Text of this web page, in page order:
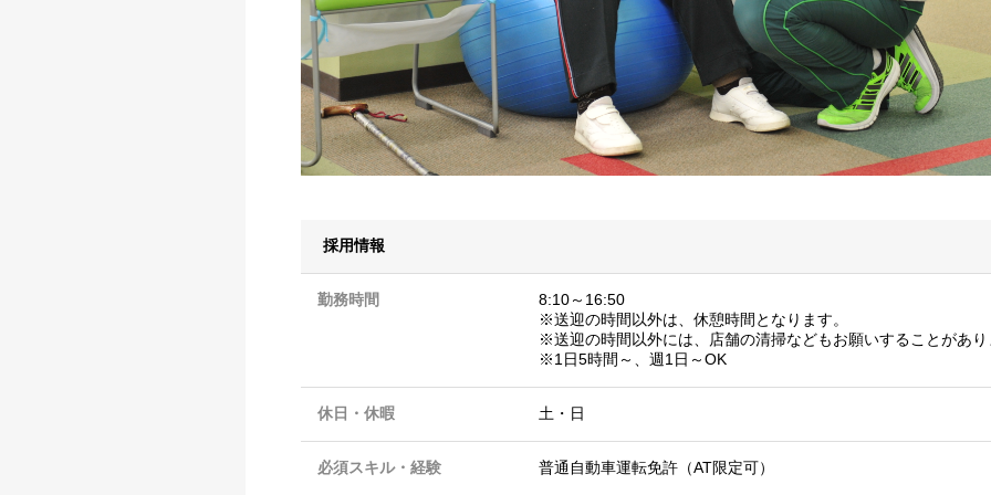
採用情報
勤務時間
8:10～16:50
※送迎の時間以外は、休憩時間となります。
※送迎の時間以外には、店舗の清掃などもお願いすることがあり
※1日5時間～、週1日～OK
休日・休暇 土・日
必須スキル・経験 普通自動車運転免許（AT限定可）